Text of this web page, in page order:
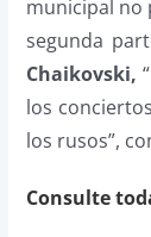
municipal no
segunda
Chaikovski,
los
los rusos”,
Consulte